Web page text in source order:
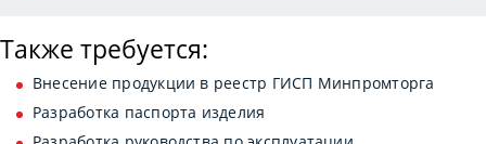
Также требуется:
Внесение продукции в реестр ГИСП Минпромторга
Разработка паспорта изделия